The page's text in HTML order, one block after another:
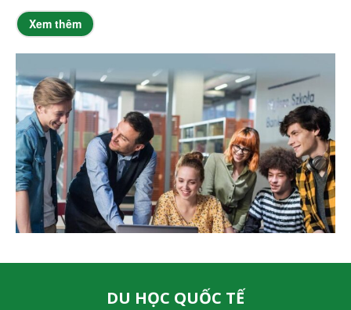
Xem thêm
DU HỌC QUỐC TẾ